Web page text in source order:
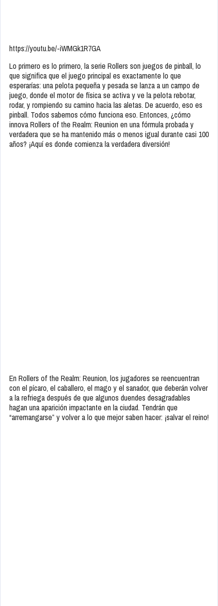
https://youtu.be/-iWMGk1R7GA
Lo primero es lo primero, la serie Rollers son juegos de pinball, lo
que significa que el juego principal es exactamente lo que
esperarías: una pelota pequeña y pesada se lanza a un campo de
juego, donde el motor de física se activa y ve la pelota rebotar,
rodar, y rompiendo su camino hacia las aletas. De acuerdo, eso es
pinball. Todos sabemos cómo funciona eso. Entonces, ¿cómo
innova Rollers of the Realm: Reunion en una fórmula probada y
verdadera que se ha mantenido más o menos igual durante casi 100
años? ¡Aquí es donde comienza la verdadera diversión!
En Rollers of the Realm: Reunion, los jugadores se reencuentran
con el pícaro, el caballero, el mago y el sanador, que deberán volver
a la refriega después de que algunos duendes desagradables
hagan una aparición impactante en la ciudad. Tendrán que
“arremangarse” y volver a lo que mejor saben hacer: ¡salvar el reino!